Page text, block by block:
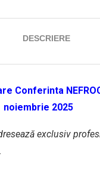
DESCRIERE
Conferinta
2025
exclusiv